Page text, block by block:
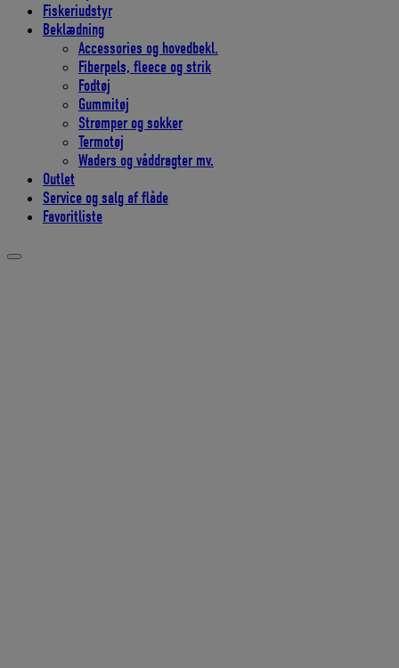
Fiskeriudstyr
Beklædning
Accessories og hovedbekl.
Fiberpels, fleece og strik
Fodtøj
Gummitøj
Strømper og sokker
Termotøj
Waders og våddragter mv.
Outlet
Service og salg af flåde
Favoritliste